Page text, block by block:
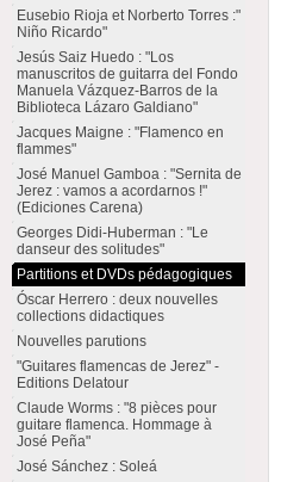
Eusebio Rioja et Norberto Torres :"
Niño Ricardo"
Jesús Saiz Huedo : "Los
manuscritos de guitarra del Fondo
Manuela Vázquez-Barros de la
Biblioteca Lázaro Galdiano"
Jacques Maigne : "Flamenco en
flammes"
José Manuel Gamboa : "Sernita de
Jerez : vamos a acordarnos !"
(Ediciones Carena)
Georges Didi-Huberman : "Le
danseur des solitudes"
Partitions et DVDs pédagogiques
Óscar Herrero : deux nouvelles
collections didactiques
Nouvelles parutions
"Guitares flamencas de Jerez" -
Editions Delatour
Claude Worms : "8 pièces pour
guitare flamenca. Hommage à
José Peña"
José Sánchez : Soleá